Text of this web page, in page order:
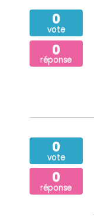
0
vote
0
réponse
0
vote
0
réponse